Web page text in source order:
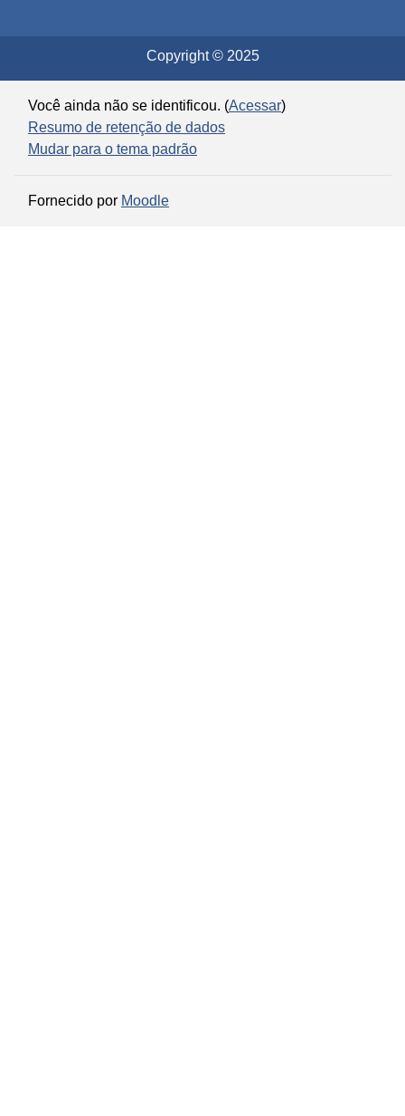
Copyright © 2025
Você ainda não se identificou. (Acessar)
Resumo de retenção de dados
Mudar para o tema padrão
Fornecido por Moodle